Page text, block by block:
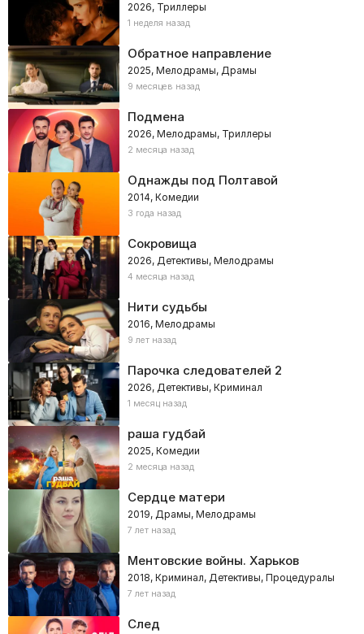
2026, Триллеры
1 неделя назад
Обратное направление
2025, Мелодрамы, Драмы
9 месяцев назад
Подмена
2026, Мелодрамы, Триллеры
2 месяца назад
Однажды под Полтавой
2014, Комедии
3 года назад
Сокровища
2026, Детективы, Мелодрамы
4 месяца назад
Нити судьбы
2016, Мелодрамы
9 лет назад
Парочка следователей 2
2026, Детективы, Криминал
1 месяц назад
раша гудбай
2025, Комедии
2 месяца назад
Сердце матери
2019, Драмы, Мелодрамы
7 лет назад
Ментовские войны. Харьков
2018, Криминал, Детективы, Процедуралы
7 лет назад
След